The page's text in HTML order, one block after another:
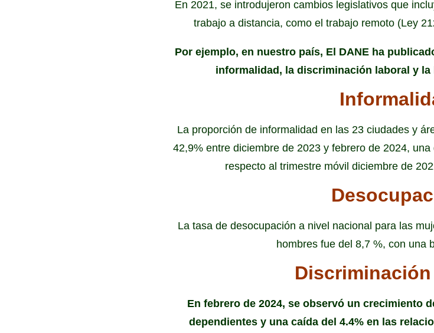
En 2021, se introdujeron cambios legislativos que
trabajo a distancia, como el trabajo remoto (Ley
Por ejemplo, en nuestro país, El DANE ha
informalidad, la discriminación laboral y
La proporción de informalidad en las 23 ciudades y
42,9% entre diciembre de 2023 y febrero de 2024,
respecto al trimestre móvil diciembre de
La tasa de desocupación a nivel nacional para las
hombres fue del 8,7 %, con una
En febrero de 2024, se observó un crecimiento
dependientes y una caída del 4.4% en las